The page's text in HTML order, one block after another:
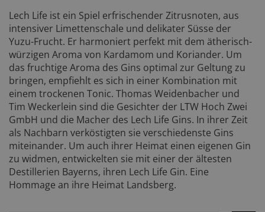
Lech Life ist ein Spiel erfrischender Zitrusnoten, aus
intensiver Limettenschale und delikater Süsse der
Yuzu-Frucht. Er harmoniert perfekt mit dem ätherisch-
würzigen Aroma von Kardamom und Koriander. Um
das fruchtige Aroma des Gins optimal zur Geltung zu
bringen, empfiehlt es sich in einer Kombination mit
einem trockenen Tonic. Thomas Weidenbacher und
Tim Weckerlein sind die Gesichter der LTW Hoch Zwei
GmbH und die Macher des Lech Life Gins. In ihrer Zeit
als Nachbarn verköstigten sie verschiedenste Gins
miteinander. Um auch ihrer Heimat einen eigenen Gin
zu widmen, entwickelten sie mit einer der ältesten
Destillerien Bayerns, ihren Lech Life Gin. Eine
Hommage an ihre Heimat Landsberg.